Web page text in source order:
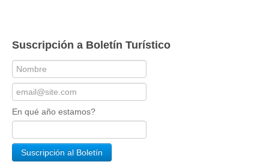
Suscripción a Boletín Turístico
En qué año estamos?